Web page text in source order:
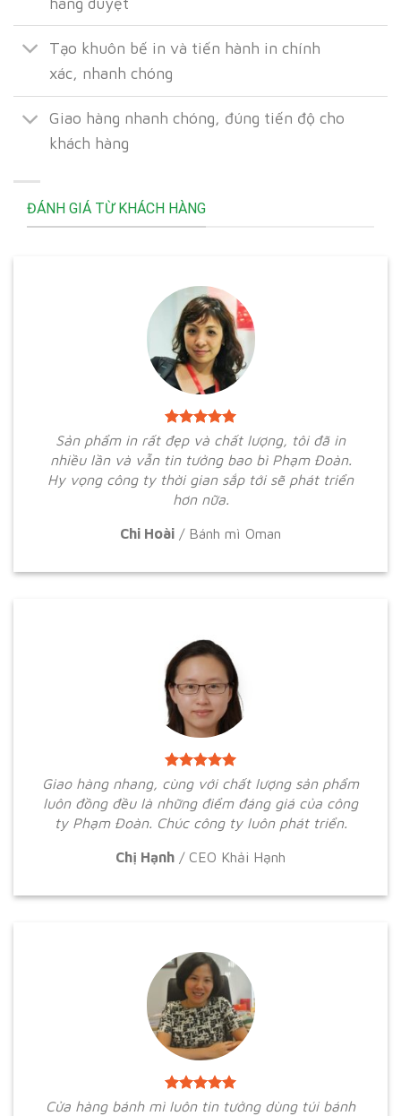
Tạo khuôn bế in và tiến hành in chính
xác, nhanh chóng
Giao hàng nhanh chóng, đúng tiến độ cho
khách hàng
ĐÁNH GIÁ TỪ KHÁCH HÀNG
Sản phẩm in rất đẹp và chất lượng, tôi đã in
nhiều lần và vẫn tin tưởng bao bì Phạm Đoàn.
Hy vọng công ty thời gian sắp tới sẽ phát triển
hơn nữa.
Chi Hoài / Bánh mì Oman
Giao hàng nhang, cùng với chất lượng sản phẩm
luôn đồng đều là những điểm đáng giá của công
ty Phạm Đoàn. Chúc công ty luôn phát triển.
Chị Hạnh / CEO Khải Hạnh
Cửa hàng bánh mì luôn tin tưởng dùng túi bánh